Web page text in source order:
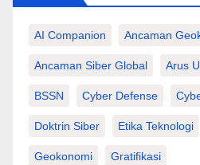
AI Companion Ancaman
Ancaman Siber Global Arus
BSSN Cyber Defense
Doktrin Siber Etika Teknologi
Geokonomi Gratifikasi